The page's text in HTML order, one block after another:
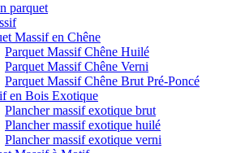
parquet
Massif en Chêne
Parquet Massif Chêne Huilé
Parquet Massif Chêne Verni
Parquet Massif Chêne Brut Pré-Poncé
en Bois Exotique
Plancher massif exotique brut
Plancher massif exotique huilé
Plancher massif exotique verni